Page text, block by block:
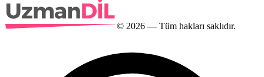
© 2026 — Tüm hakları saklıdır.